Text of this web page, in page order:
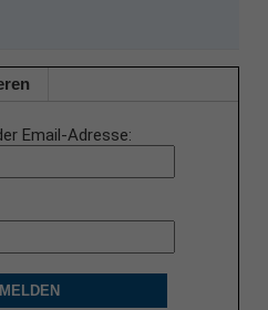
Email-Adresse